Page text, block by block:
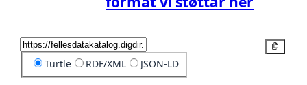
Turtle RDF/XML JSON-LD